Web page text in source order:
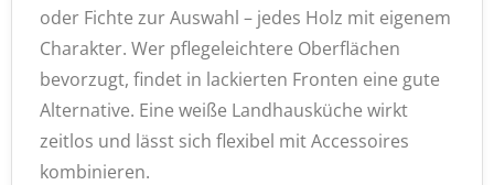
oder Fichte zur Auswahl – jedes Holz mit eigenem
Charakter. Wer pflegeleichtere Oberflächen
bevorzugt, findet in lackierten Fronten eine gute
Alternative. Eine weiße Landhausküche wirkt
zeitlos und lässt sich flexibel mit Accessoires
kombinieren.